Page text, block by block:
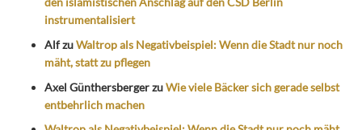
instrumentalisiert
AlfzuWaltrop als Negativbeispiel: Wenn die Stadt nur noch
mäht, statt zu pflegen
Axel GünthersbergerzuWie viele Bäcker sich gerade selbst
entbehrlich machen